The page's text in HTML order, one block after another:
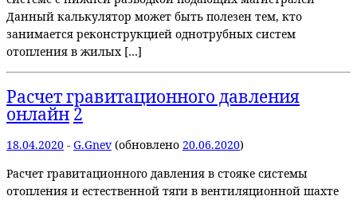
Данный калькулятор может быть полезен тем, кто
занимается реконструкцией однотрубных систем
отопления в жилых […]
Расчет гравитационного давления
онлайн 2
18.04.2020 - G.Gnev (обновлено 20.06.2020)
Расчет гравитационного давления в стояке системы
отопления и естественной тяги в вентиляционной шахте